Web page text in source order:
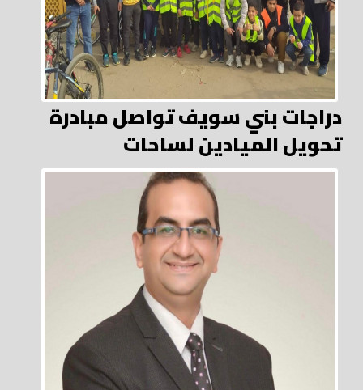
دراجات بني سويف تواصل مبادرة
تحويل الميادين لساحات